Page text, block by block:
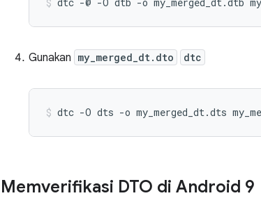
Gunakan my_merged_dt.dto dtc
Memverifikasi DTO di Android 9